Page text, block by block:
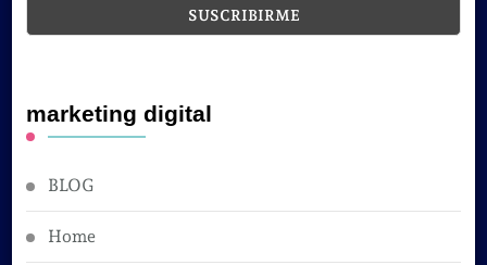
marketing digital
BLOG
Home